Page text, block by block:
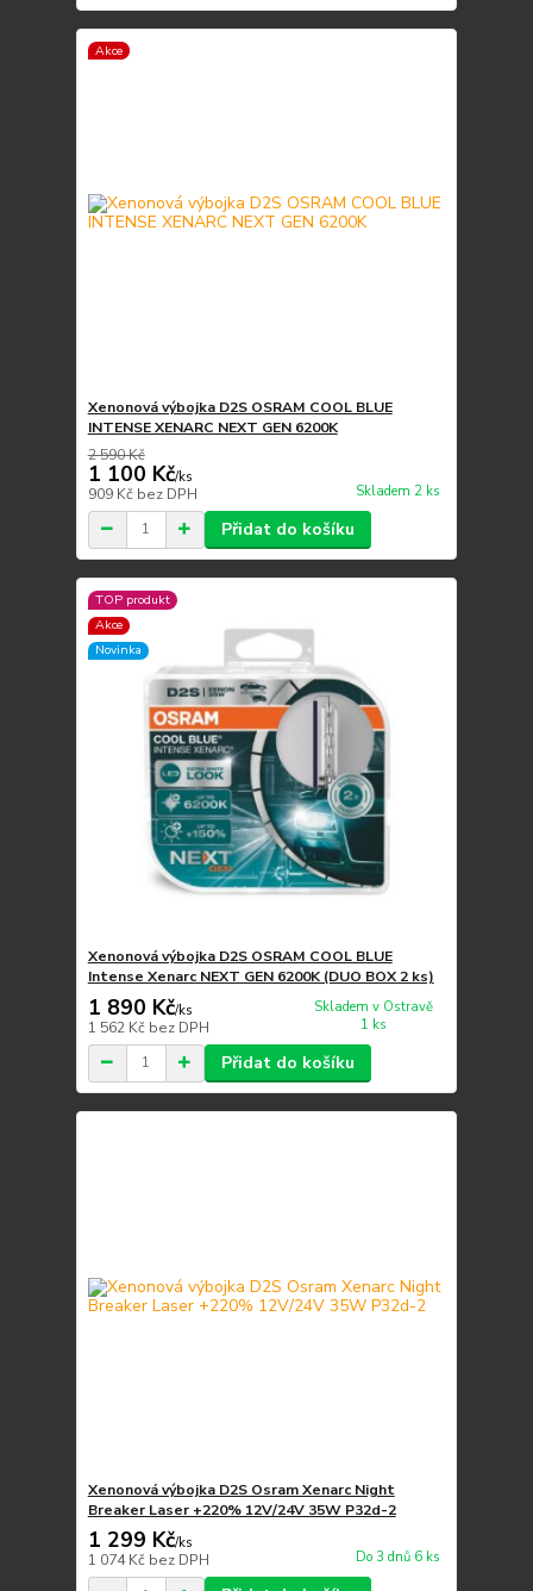
Akce
Xenonová výbojka D2S OSRAM COOL BLUE
INTENSE XENARC NEXT GEN 6200K
2 590 Kč
1 100 Kč/ks
909 Kč bez DPH Skladem 2 ks
Přidat do košíku
TOP produkt
Akce
Novinka
Xenonová výbojka D2S OSRAM COOL BLUE
Intense Xenarc NEXT GEN 6200K (DUO BOX 2 ks)
1 890 Kč/ks
1 562 Kč bez DPH
Skladem v Ostravě
1 ks
Přidat do košíku
Xenonová výbojka D2S Osram Xenarc Night
Breaker Laser +220% 12V/24V 35W P32d-2
1 299 Kč/ks
1 074 Kč bez DPH Do 3 dnů 6 ks